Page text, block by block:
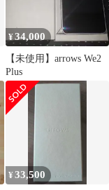
¥34,000
【未使用】arrows We2
Plus
¥33,500